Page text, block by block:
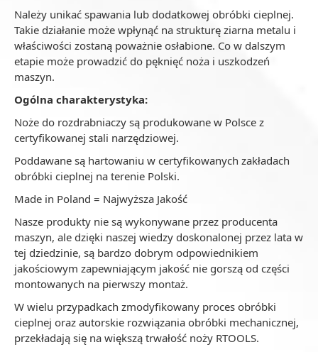
Należy unikać spawania lub dodatkowej obróbki cieplnej.
Takie działanie może wpłynąć na strukturę ziarna metalu i
właściwości zostaną poważnie osłabione. Co w dalszym
etapie może prowadzić do pęknięć noża i uszkodzeń
maszyn.
Ogólna charakterystyka:
Noże do rozdrabniaczy są produkowane w Polsce z
certyfikowanej stali narzędziowej.
Poddawane są hartowaniu w certyfikowanych zakładach
obróbki cieplnej na terenie Polski.
Made in Poland = Najwyższa Jakość
Nasze produkty nie są wykonywane przez producenta
maszyn, ale dzięki naszej wiedzy doskonalonej przez lata w
tej dziedzinie, są bardzo dobrym odpowiednikiem
jakościowym zapewniającym jakość nie gorszą od części
montowanych na pierwszy montaż.
W wielu przypadkach zmodyfikowany proces obróbki
cieplnej oraz autorskie rozwiązania obróbki mechanicznej,
przekładają się na większą trwałość noży RTOOLS.